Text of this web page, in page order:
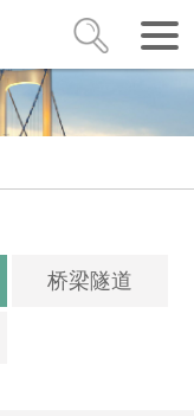
桥梁隧道